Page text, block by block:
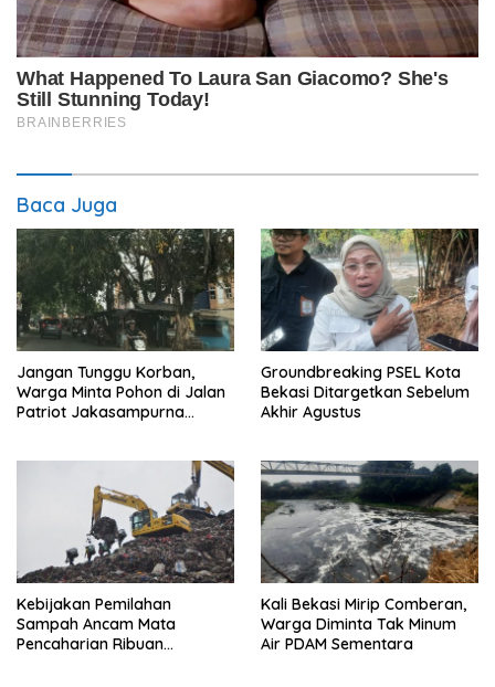
Baca Juga
Jangan Tunggu Korban,
Warga Minta Pohon di Jalan
Patriot Jakasampurna
Groundbreaking PSEL Kota
Bekasi Ditargetkan Sebelum
Akhir Agustus
Kebijakan Pemilahan
Sampah Ancam Mata
Pencaharian Ribuan
Kali Bekasi Mirip Comberan,
Warga Diminta Tak Minum
Air PDAM Sementara